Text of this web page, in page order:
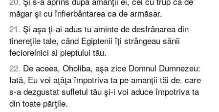
măgar şi cu înfierbântarea ca de armăsar.
21. Şi aşa ţi-ai adus tu aminte de desfrânarea din
tinereţile tale, când Egiptenii îţi strângeau sânii
feciorelnici ai pieptului tău.
22. De aceea, Oholiba, aşa zice Domnul Dumnezeu:
Iată, Eu voi aţâţa împotriva ta pe amanţii tăi de. care
s-a dezgustat sufletul tău şi-i voi aduce împotriva ta
din toate părţile.